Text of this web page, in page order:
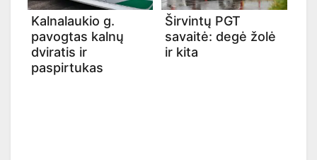
Kalnalaukio g.
pavogtas kalnų
dviratis ir
paspirtukas
Širvintų PGT
savaitė: degė žolė
ir kita